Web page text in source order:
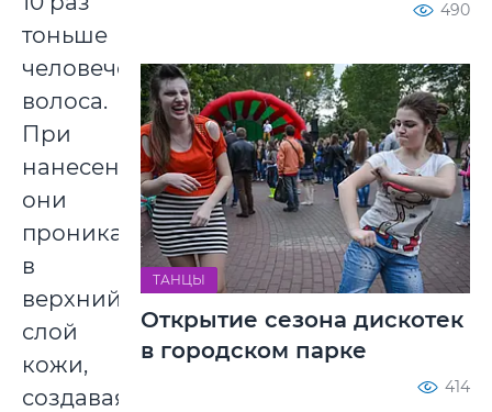
тоньше
человеческого
волоса.
При
нанесении
они
проникают
в
верхний
слой
кожи,
создавая
490
ТАНЦЫ
Открытие сезона дискотек
в городском парке
414